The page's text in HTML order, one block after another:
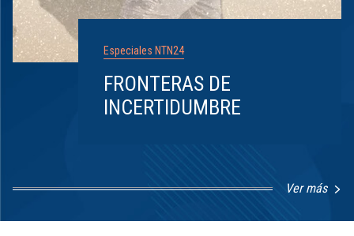
Especiales NTN24
FRONTERAS DE
INCERTIDUMBRE
Ver más
1